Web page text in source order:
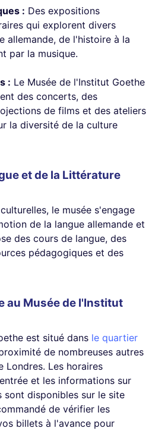
: Des expositions
qui explorent divers
allemande, de l'histoire à la
par la musique.
: Le Musée de l'Institut Goethe
des concerts, des
de films et des ateliers
la diversité de la culture
et de la Littérature
le musée s'engage
de la langue allemande et
des cours de langue, des
pédagogiques et des
au Musée de l'Institut
est situé dans le quartier
de nombreuses autres
Londres. Les horaires
et les informations sur
sont disponibles sur le site
de vérifier les
billets à l'avance pour